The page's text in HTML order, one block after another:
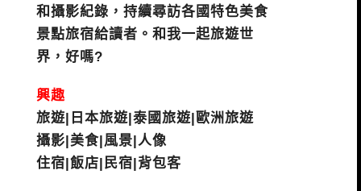
和攝影紀錄，持續尋訪各國特色美食
景點旅宿給讀者。和我一起旅遊世
界，好嗎?
興趣
旅遊|日本旅遊|泰國旅遊|歐洲旅遊
攝影|美食|風景|人像
住宿|飯店|民宿|背包客